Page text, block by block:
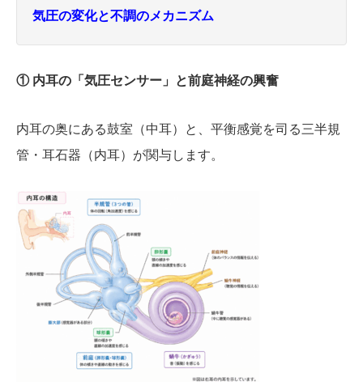
気圧の変化と不調のメカニズム
① 内耳の「気圧センサー」と前庭神経の興奮
内耳の奥にある鼓室（中耳）と、平衡感覚を司る三半規
管・耳石器（内耳）が関与します。